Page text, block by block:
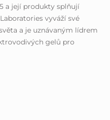
a její produkty splňují
vyváží své
a je uznávaným lídrem
gelů pro